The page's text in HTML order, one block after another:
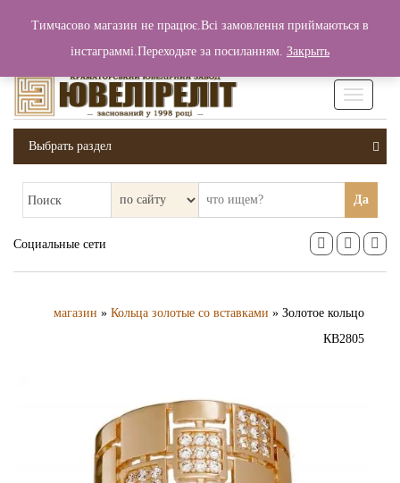
Вход / Регистрация 0 грн.
Выбрать раздел
Поиск Да
Социальные сети
магазин » Кольца золотые со вставками » Золотое кольцо
КВ2805
Тимчасово магазин не працює.Всі замовлення приймаються в
інстаграммі.Переходьте за посиланням. Закрыть